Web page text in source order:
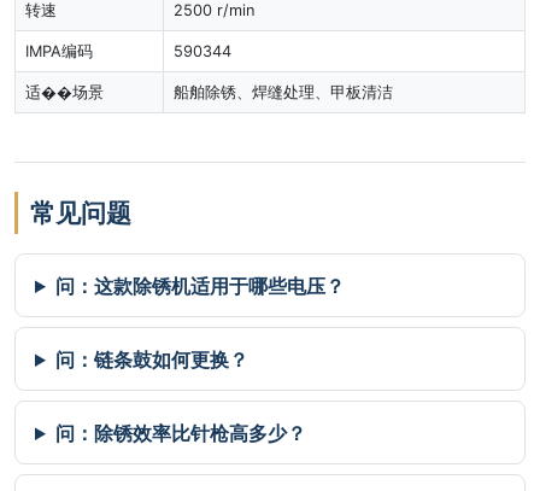
转速 2500 r/min
IMPA编码 590344
适��场景 船舶除锈、焊缝处理、甲板清洁
常见问题
问：这款除锈机适用于哪些电压？
问：链条鼓如何更换？
问：除锈效率比针枪高多少？